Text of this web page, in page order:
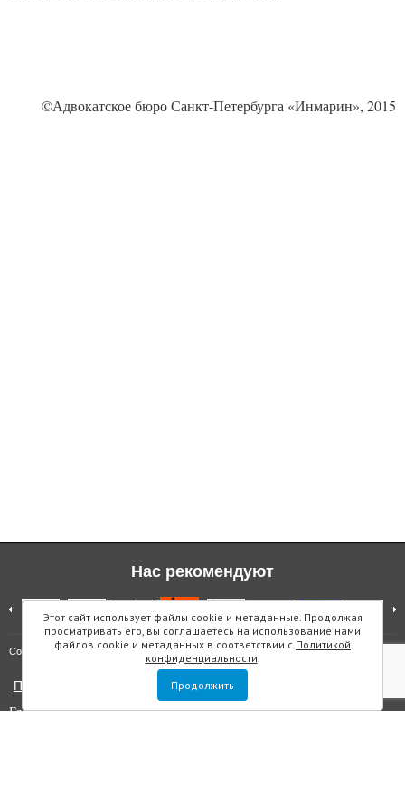
©Адвокатское бюро Санкт-Петербурга «Инмарин», 2015
Этот сайт использует файлы cookie и метаданные. Продолжая
просматривать его, вы соглашаетесь на использование нами
файлов cookie и метаданных в соответствии с Политикой
конфиденциальности.
Продолжить
Нас рекомендуют
Copyright © "Инмарин" Карта сайта
Политика конфиденциальности
Главный редактор Маслова Е.О.